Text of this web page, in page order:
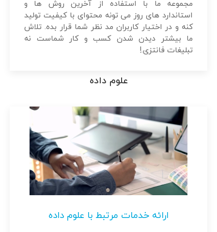
مجموعه ما با استفاده از آخرین روش ها و
استاندارد های روز می تونه محتوای با کیفیت تولید
کنه و در اختیار کاربران مد نظر شما قرار بده. تلاش
ما بیشتر دیدن شدن کسب و کار شماست نه
تبلیغات فانتزی.!
علوم داده
ارائه خدمات مرتبط با علوم داده